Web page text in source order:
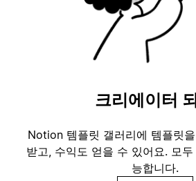
크리에이터
Notion 템플릿 갤러리에 템플릿
받고, 수익도 얻을 수 있어요. 모
능합니다.